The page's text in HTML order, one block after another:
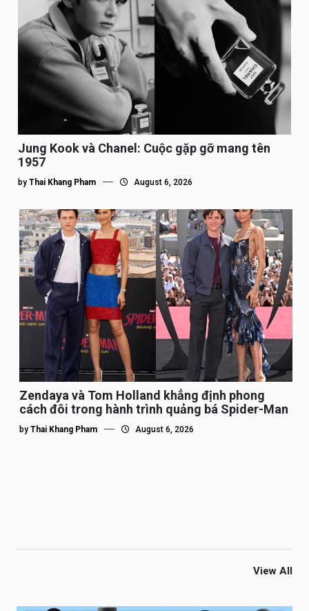
Jung Kook và Chanel: Cuộc gặp gỡ mang tên
1957
by Thai Khang Pham August 6, 2026
Zendaya và Tom Holland khẳng định phong
cách đôi trong hành trình quảng bá Spider-Man
by Thai Khang Pham August 6, 2026
View All